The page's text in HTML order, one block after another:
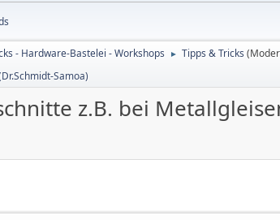
- Hardware-Bastelei - Workshops ► Tipps & Tricks
Samoa)
z.B. bei